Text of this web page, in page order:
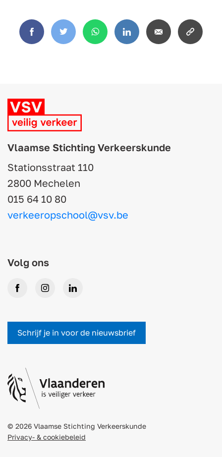
FacebookTwitter WhatsAppLinkedInEmail
Copy
Vlaamse Stichting Verkeerskunde
Stationsstraat 110
2800 Mechelen
015 64 10 80
verkeeropschool@vsv.be
Volg ons
FacebookInstagramLinkedIn
Schrijf je in voor de nieuwsbrief
© 2026 Vlaamse Stichting Verkeerskunde
Privacy- & cookiebeleid